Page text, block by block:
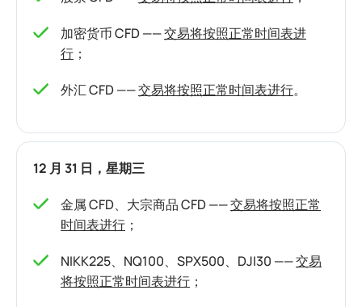
加密货币 CFD ——交易将按照正常时间表进
行 ；
外汇 CFD ——交易将按照正常时间表进行。
12 月 31 日，星期三
金属 CFD、大宗商品 CFD ——交易将按照正常
时间表进行 ；
NIKK225、NQ100、SPX500、DJI30 ——交易
将按照正常时间表进行 ；